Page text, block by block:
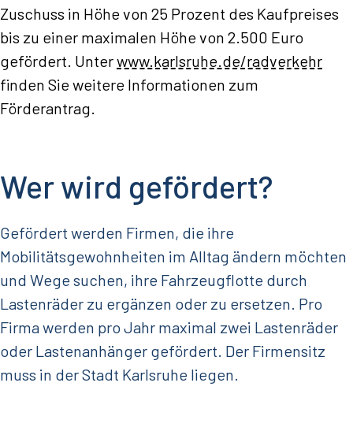
Zuschuss in Höhe von 25 Prozent des Kaufpreises
bis zu einer maximalen Höhe von 2.500 Euro
gefördert. Unterwww.karlsruhe.de/radverkehr
finden Sie weitere Informationen zum
Förderantrag.
Wer wird gefördert?
Gefördert werden Firmen, die ihre
Mobilitätsgewohnheiten im Alltag ändern möchten
und Wege suchen, ihre Fahrzeugflotte durch
Lastenräder zu ergänzen oder zu ersetzen. Pro
Firma werden pro Jahr maximal zwei Lastenräder
oder Lastenanhänger gefördert. Der Firmensitz
muss in der Stadt Karlsruhe liegen.